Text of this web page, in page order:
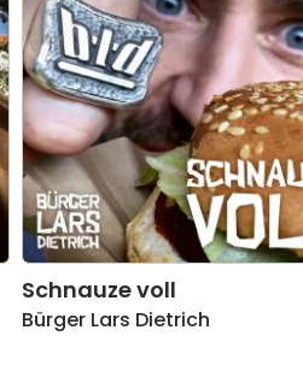
Schnauze voll
Bürger Lars Dietrich